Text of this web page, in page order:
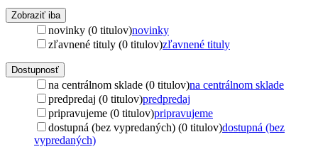
Zobraziť iba
novinky (0 titulov)novinky
zľavnené tituly (0 titulov)zľavnené tituly
Dostupnosť
na centrálnom sklade (0 titulov)na centrálnom sklade
predpredaj (0 titulov)predpredaj
pripravujeme (0 titulov)pripravujeme
dostupná (bez vypredaných) (0 titulov)dostupná (bez
vypredaných)